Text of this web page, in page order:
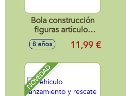
Bola construcción
figuras artículos
Retro Max
Premium,
11cm
8 años 11,99 €
NOVEDAD